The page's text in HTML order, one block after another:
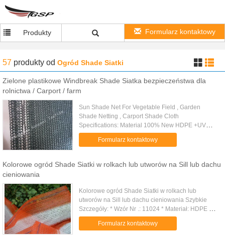
Produkty Formularz kontaktowy
57 produkty od Ogród Shade Siatki
Zielone plastikowe Windbreak Shade Siatka bezpieczeństwa dla
rolnictwa / Carport / farm
Sun Shade Net For Vegetable Field , Garden
Shade Netting , Carport Shade Cloth
Specifications: Material 100% New HDPE +UV
stabilized Weight 35gsm-380gsm On request
Shade rate 10%-99% Net width Any size is ...
Formularz kontaktowy
Kolorowe ogród Shade Siatki w rolkach lub utworów na Sill lub dachu
cieniowania
Kolorowe ogród Shade Siatki w rolkach lub
utworów na Sill lub dachu cieniowania Szybkie
Szczegóły: * Wzór Nr .: 11024 * Materiał: HDPE *
Waga: 80gr / mkw * Kolor: ciemny zielony *
Specyfikacja: w zwojach lub ...
Formularz kontaktowy